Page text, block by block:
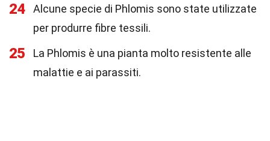
24
Alcune specie di Phlomis sono state utilizzate
per produrre fibre tessili.
25
La Phlomis è una pianta molto resistente alle
malattie e ai parassiti.